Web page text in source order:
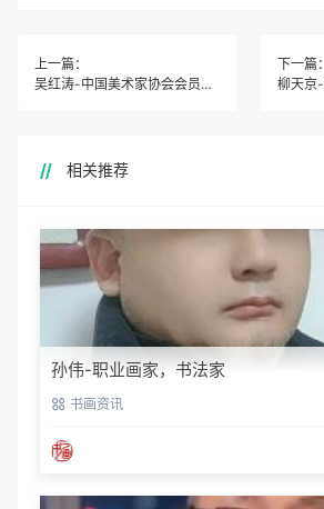
上一篇：
吴红涛-中国美术家协会会员、中国香港艺术家协会会员
下一篇：
相关推荐
孙伟-职业画家，书法家
书画资讯